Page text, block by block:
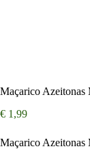
Maçarico
€ 1,99
Maçarico